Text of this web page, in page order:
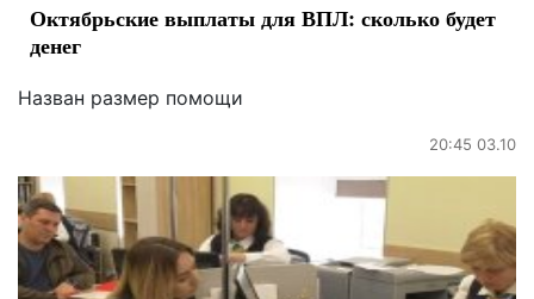
Октябрьские выплаты для ВПЛ: сколько будет
денег
Назван размер помощи
20:45 03.10